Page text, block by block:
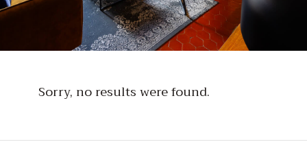
Sorry, no results were found.